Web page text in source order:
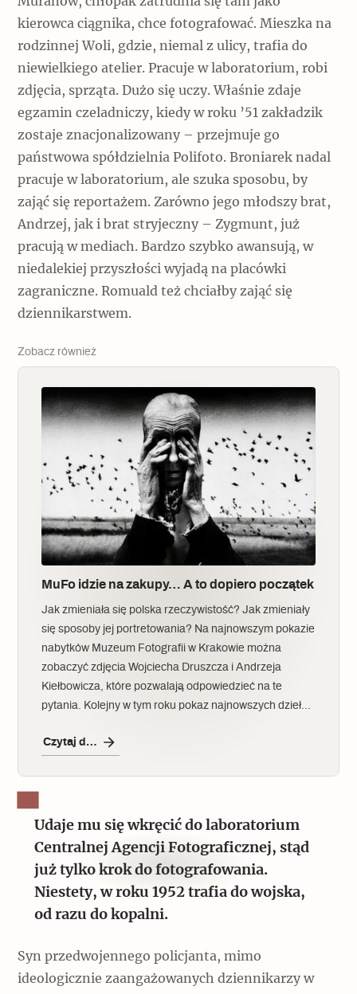
kierowca ciągnika, chce fotografować. Mieszka na
rodzinnej Woli, gdzie, niemal z ulicy, trafia do
niewielkiego atelier. Pracuje w laboratorium, robi
zdjęcia, sprząta. Dużo się uczy. Właśnie zdaje
egzamin czeladniczy, kiedy w roku ’51 zakładzik
zostaje znacjonalizowany – przejmuje go
państwowa spółdzielnia Polifoto. Broniarek nadal
pracuje w laboratorium, ale szuka sposobu, by
zająć się reportażem. Zarówno jego młodszy brat,
Andrzej, jak i brat stryjeczny – Zygmunt, już
pracują w mediach. Bardzo szybko awansują, w
niedalekiej przyszłości wyjadą na placówki
zagraniczne. Romuald też chciałby zająć się
dziennikarstwem.
Zobacz również
MuFo idzie na zakupy… A to dopiero początek
Jak zmieniała się polska rzeczywistość? Jak zmieniały
się sposoby jej portretowania? Na najnowszym pokazie
nabytków Muzeum Fotografii w Krakowie można
zobaczyć zdjęcia Wojciecha Druszcza i Andrzeja
Kiełbowicza, które pozwalają odpowiedzieć na te
pytania. Kolejny w tym roku pokaz najnowszych dzieł…
Czytaj dalej
Udaje mu się wkręcić do laboratorium
Centralnej Agencji Fotograficznej, stąd
już tylko krok do fotografowania.
Niestety, w roku 1952 trafia do wojska,
od razu do kopalni.
Syn przedwojennego policjanta, mimo
ideologicznie zaangażowanych dziennikarzy w